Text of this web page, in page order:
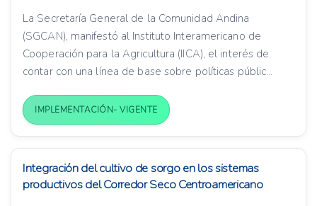
La Secretaría General de la Comunidad Andina
(SGCAN), manifestó al Instituto Interamericano de
Cooperación para la Agricultura (IICA), el interés de
contar con una línea de base sobre políticas públic...
IMPLEMENTACIÓN- VIGENTE
Integración del cultivo de sorgo en los sistemas
productivos del Corredor Seco Centroamericano